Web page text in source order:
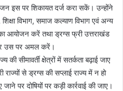
इस पर शिकायत दर्ज करा सकें। उन्होंने
विभाग, समाज कल्याण विभाग एवं अन्य
आयोजन करें तथा ड्रग्स फ्री उत्तराखंड
उस पर अमल करें।
सीमावर्ती क्षेत्रों में सतर्कता बढ़ाई जाए
राज्यों से ड्रग्स की सप्लाई राज्य में न हो
पर दोषियों पर कड़ी कार्रवाई की जाए।